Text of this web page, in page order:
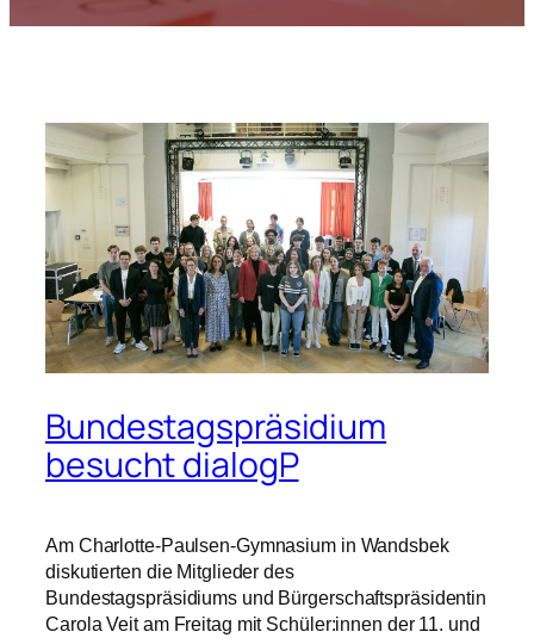
Bundestagspräsidium
besucht dialogP
Am Charlotte-Paulsen-Gymnasium in Wandsbek
diskutierten die Mitglieder des
Bundestagspräsidiums und Bürgerschaftspräsidentin
Carola Veit am Freitag mit Schüler:innen der 11. und